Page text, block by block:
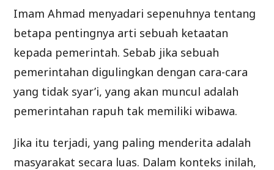
Imam Ahmad menyadari sepenuhnya tentang
betapa pentingnya arti sebuah ketaatan
kepada pemerintah. Sebab jika sebuah
pemerintahan digulingkan dengan cara-cara
yang tidak syar’i, yang akan muncul adalah
pemerintahan rapuh tak memiliki wibawa.
Jika itu terjadi, yang paling menderita adalah
masyarakat secara luas. Dalam konteks inilah,